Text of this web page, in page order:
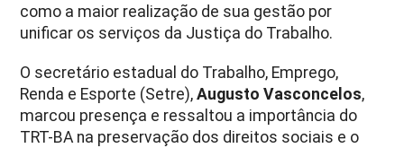
como a maior realização de sua gestão por
unificar os serviços da Justiça do Trabalho.
O secretário estadual do Trabalho, Emprego,
Renda e Esporte (Setre),Augusto Vasconcelos,
marcou presença e ressaltou a importância do
TRT-BA na preservação dos direitos sociais e o